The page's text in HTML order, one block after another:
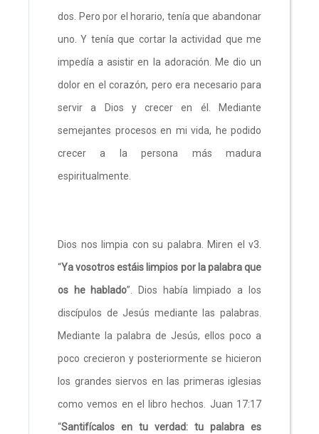
dos. Pero por el horario, tenía que abandonar
uno. Y tenía que cortar la actividad que me
impedía a asistir en la adoración. Me dio un
dolor en el corazón, pero era necesario para
servir a Dios y crecer en él. Mediante
semejantes procesos en mi vida, he podido
crecer a la persona más madura
espiritualmente.
Dios nos limpia con su palabra. Miren el v3.
“Ya vosotros estáis limpios por la palabra que
os he hablado”. Dios había limpiado a los
discípulos de Jesús mediante las palabras.
Mediante la palabra de Jesús, ellos poco a
poco crecieron y posteriormente se hicieron
los grandes siervos en las primeras iglesias
como vemos en el libro hechos. Juan 17:17
“Santifícalos en tu verdad: tu palabra es